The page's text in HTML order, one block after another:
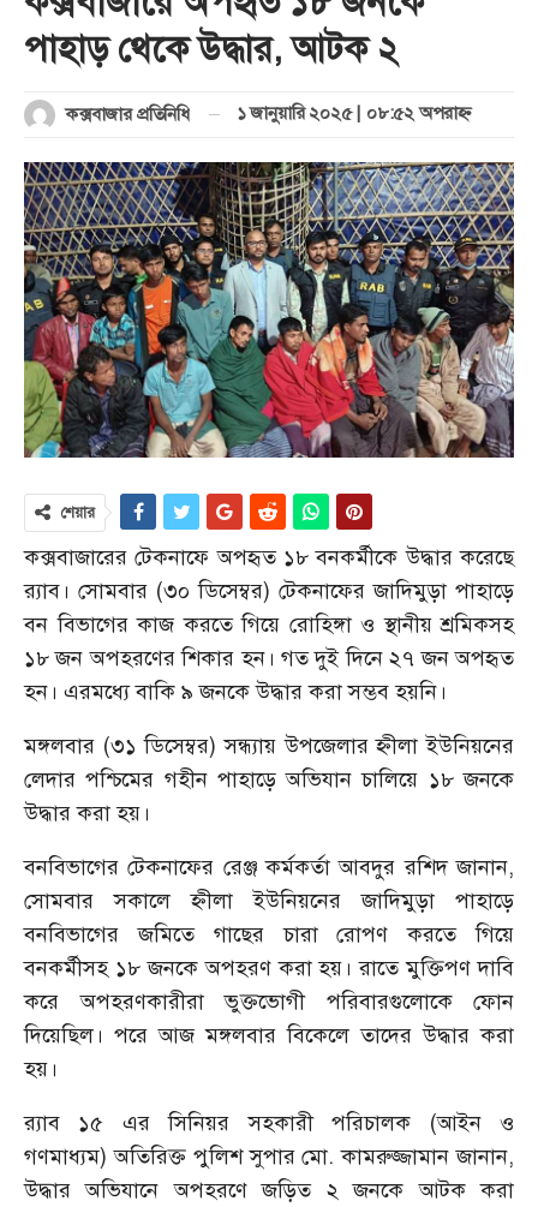
পাহাড় থেকে উদ্ধার, আটক ২
কক্সবাজার প্রতিনিধি ১ জানুয়ারি ২০২৫ | ০৮:৫২ অপরাহ্ণ
শেয়ার
কক্সবাজারের টেকনাফে অপহৃত ১৮ বনকর্মীকে উদ্ধার করেছে
র‍্যাব। সোমবার (৩০ ডিসেম্বর) টেকনাফের জাদিমুড়া পাহাড়ে
বন বিভাগের কাজ করতে গিয়ে রোহিঙ্গা ও স্থানীয় শ্রমিকসহ
১৮ জন অপহরণের শিকার হন। গত দুই দিনে ২৭ জন অপহৃত
হন। এরমধ্যে বাকি ৯ জনকে উদ্ধার করা সম্ভব হয়নি।
মঙ্গলবার (৩১ ডিসেম্বর) সন্ধ্যায় উপজেলার হ্নীলা ইউনিয়নের
লেদার পশ্চিমের গহীন পাহাড়ে অভিযান চালিয়ে ১৮ জনকে
উদ্ধার করা হয়।
বনবিভাগের টেকনাফের রেঞ্জ কর্মকর্তা আবদুর রশিদ জানান,
সোমবার সকালে হ্নীলা ইউনিয়নের জাদিমুড়া পাহাড়ে
বনবিভাগের জমিতে গাছের চারা রোপণ করতে গিয়ে
বনকর্মীসহ ১৮ জনকে অপহরণ করা হয়। রাতে মুক্তিপণ দাবি
করে অপহরণকারীরা ভুক্তভোগী পরিবারগুলোকে ফোন
দিয়েছিল। পরে আজ মঙ্গলবার বিকেলে তাদের উদ্ধার করা
হয়।
র‌্যাব ১৫ এর সিনিয়র সহকারী পরিচালক (আইন ও
গণমাধ্যম) অতিরিক্ত পুলিশ সুপার মো. কামরুজ্জামান জানান,
উদ্ধার অভিযানে অপহরণে জড়িত ২ জনকে আটক করা